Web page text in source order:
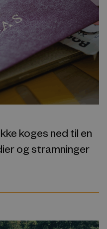
koges ned til en
og stramninger